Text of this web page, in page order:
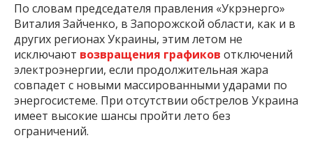
По словам председателя правления «Укрэнерго»
Виталия Зайченко, в Запорожской области, как и в
других регионах Украины, этим летом не
исключают возвращения графиков отключений
электроэнергии, если продолжительная жара
совпадет с новыми массированными ударами по
энергосистеме. При отсутствии обстрелов Украина
имеет высокие шансы пройти лето без
ограничений.